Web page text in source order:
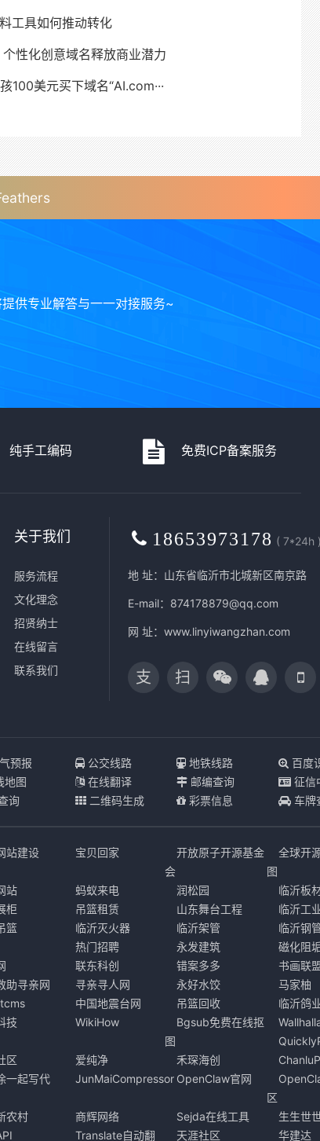
工具如何推动转化
性化创意域名释放商业潜力
100美元买下域名“AI.com···
供专业解答与一一对接服务~
纯手工编码 免费ICP备案服务
关于我们
服务流程
文化理念
招贤纳士
在线留言
联系我们
18653973178 ( 7*24h
地 址：山东省临沂市北城新区南京路
E-mail：874178879@qq.com
网 址：www.linyiwangzhan.com
支 扫
预报 公交线路 地铁线路
百度
地图 在线翻译 邮编查询
征信
询 二维码生成 彩票信息 车牌
站建设 宝贝回家
开放原子开源基金
会
全球开
图
站 蚂蚁来电 润松园
临沂板
柜 吊篮租赁 山东舞台工程
临沂工
篮 临沂灭火器 临沂架管
临沂钢
热门招聘 永发建筑
磁化阻
联东科创 错案多多
书画联
助寻亲网 寻亲寻人网 永好水饺
马家柚
中国地震台网 吊篮回收
临沂鸽
技 WikiHow
Bgsub免费在线抠
图
区 爱纯净 禾琛海创
一起写代
JunMaiCompressor OpenClaw官网
区
农村 商辉网络 Sejda在线工具
生生世
Translate自动翻 天涯社区 华建达